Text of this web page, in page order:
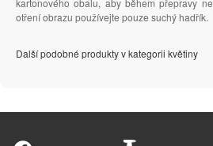
kartonového obalu, aby během přepravy
otření obrazu používejte pouze suchý hadřík.
Další podobné produkty v kategorii květiny